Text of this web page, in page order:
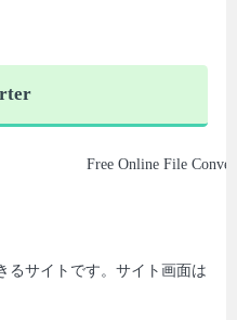
るサイトです。サイト画面は